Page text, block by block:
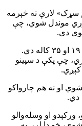
سړک» لارې ته څېرمه
موندل شوي، چې
دی.
ویل کېږي چې د موندل شویو کسانو عمرونه ۱۹ او ۳۵ کاله دي.
چې پکې د سپینو
کېږي.
او نه هم چارواکو
دي.
او وسله‌والو